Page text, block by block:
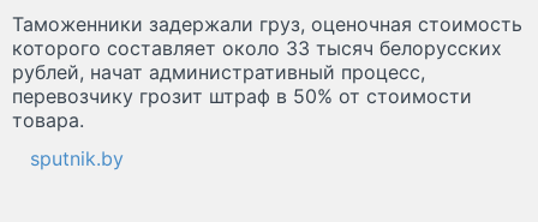
Таможенники задержали груз, оценочная стоимость
которого составляет около 33 тысяч белорусских
рублей, начат административный процесс,
перевозчику грозит штраф в 50% от стоимости
товара.
sputnik.by